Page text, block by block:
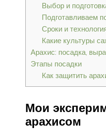
Выбор и
Подготавливаем
Сроки и
Какие культуры
Арахис: посадка,
Этапы посадки
Как защитить
Мои
арахисом